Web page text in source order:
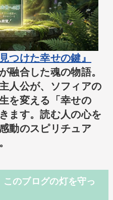
つけた幸せの鍵』
融合した魂の物語。
人公が、ソフィアの
を変える「幸せの
ます。読む人の心を
動のスピリチュア
のブログの灯を守っ